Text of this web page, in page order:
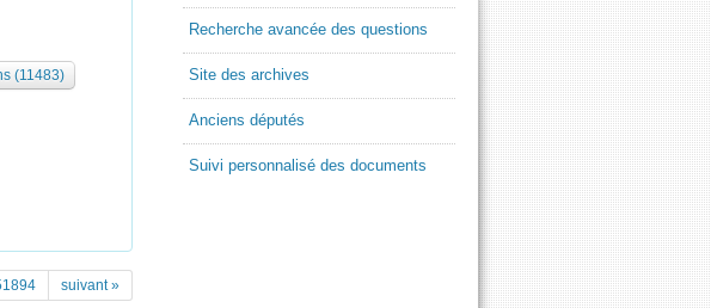
(11483)
suivant »
Recherche avancée des questions
Site des archives
Anciens députés
Suivi personnalisé des documents